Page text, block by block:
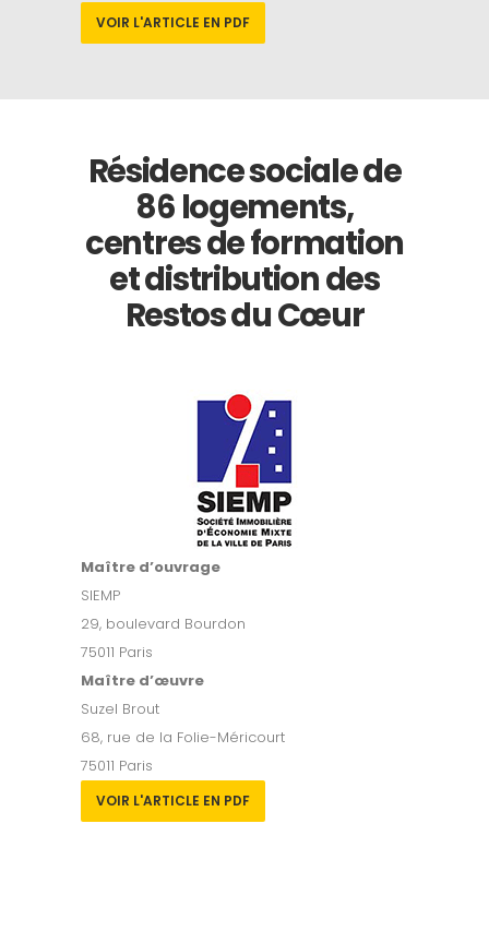
VOIR L'ARTICLE EN PDF
Résidence sociale de
86 logements,
centres de formation
et distribution des
Restos du Cœur
Maître d’ouvrage
SIEMP
29, boulevard Bourdon
75011 Paris
Maître d’œuvre
Suzel Brout
68, rue de la Folie-Méricourt
75011 Paris
VOIR L'ARTICLE EN PDF